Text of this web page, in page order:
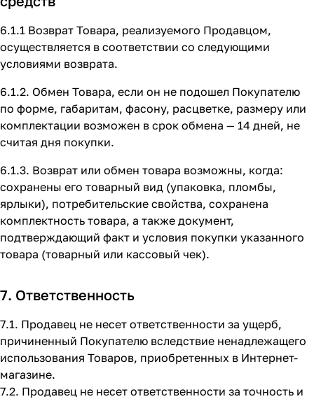
6.1.1 Возврат Товара, реализуемого Продавцом,
осуществляется в соответствии со следующими
условиями возврата.
6.1.2. Обмен Товара, если он не подошел Покупателю
по форме, габаритам, фасону, расцветке, размеру или
комплектации возможен в срок обмена — 14 дней, не
считая дня покупки.
6.1.3. Возврат или обмен товара возможны, когда:
сохранены его товарный вид (упаковка, пломбы,
ярлыки), потребительские свойства, сохранена
комплектность товара, а также документ,
подтверждающий факт и условия покупки указанного
товара (товарный или кассовый чек).
7. Ответственность
7.1. Продавец не несет ответственности за ущерб,
причиненный Покупателю вследствие ненадлежащего
использования Товаров, приобретенных в Интернет-
магазине.
7.2. Продавец не несет ответственности за точность и